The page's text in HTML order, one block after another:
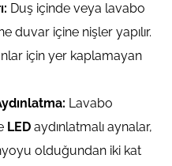
Duş içinde veya lavabo
duvar içine nişler yapılır.
için yer kaplamayan
Lavabo
LED aydınlatmalı aynalar,
olduğundan iki kat